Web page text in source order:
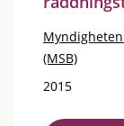
(MSB)
2015